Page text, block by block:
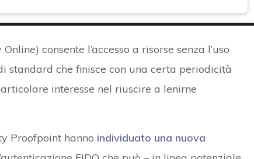
consente l’accesso a risorse senza l’uso
standard che finisce con una certa periodicità
interesse nel riuscire a lenirne
Proofpoint hanno individuato una nuova